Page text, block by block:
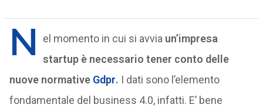
N el momento in cui si avvia un’impresa
startup è necessario tener conto delle
nuove normative Gdpr. I dati sono l’elemento
fondamentale del business 4.0, infatti. E’ bene